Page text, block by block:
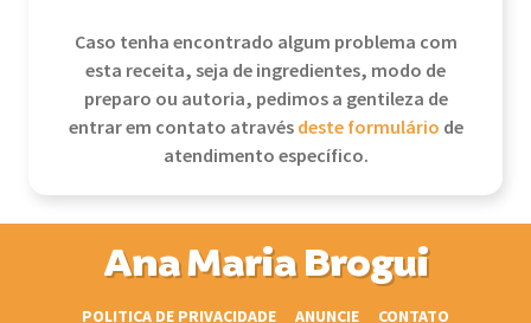
Caso tenha encontrado algum problema com
esta receita, seja de ingredientes, modo de
preparo ou autoria, pedimos a gentileza de
entrar em contato atravésdeste formulário de
atendimento específico.
Ana Maria Brogui
POLITICA DE PRIVACIDADE ANUNCIE CONTATO